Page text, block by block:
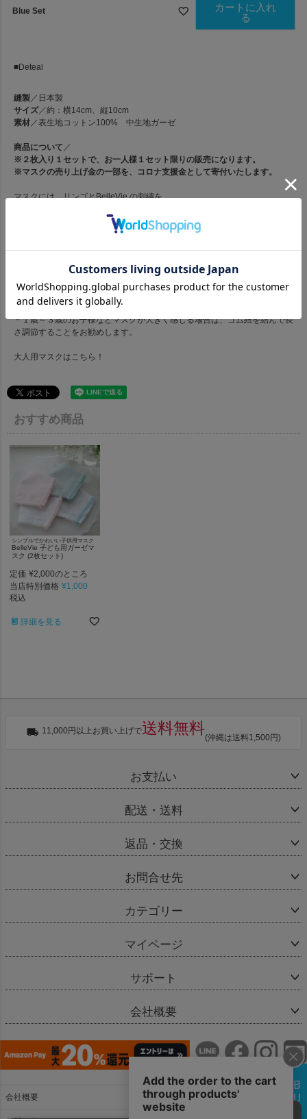
Blue Set
カートに入れ
る
■Deteal
縫製／日本製
サイズ／約：横14cm、縦10cm
素材／表生地コットン100% 中生地ガーゼ
商品について ／
※ ２枚入り１セットで、 お一人様１セット限りの販売になります。
※マスクの売り上げ金の一部を、コロナ支援金として寄付いたします。
マスクには、リンゴとBelleVie の刺繍を
製作開始から７営業日後に発送します
使用方法／
＊洗って繰り返し使用することができます。
ぬるま湯での手洗い、又は洗濯機の場合はネットにお入れくださいませ。
＊１歳～３歳のお子様などマスクが大きく感じる場合は、ゴム紐を結んで長
さ調節することをお勧めします。
大人用マスクはこちら！
おすすめ商品
シンプルでかわいい子供用マスク
BelleVie 子ども用ガーゼマ
スク (2枚セット)
定価 ¥2,000のところ
当店特別価格 ¥1,000
税込
詳細を見る
11,000円以上お買い上げで送料無料
(沖縄は送料1,500円)
お支払い
配送・送料
返品・交換
お問合せ先
カテゴリー
マイページ
サポート
会社概要
会社概要